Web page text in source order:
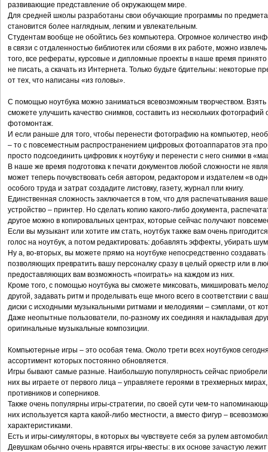
развивающие представление об окружающем мире.
Для средней школы разработаны свои обучающие программы по
становится более наглядным, легким и увлекательным.
Студентам вообще не обойтись без компьютера. Огромное количество
в связи с отдаленностью библиотек или сбоями в их работе, можно
того, все рефераты, курсовые и дипломные проекты в наше время
не писать, а скачать из Интернета. Только будьте бдительны: некоторые
от тех, что написаны «из головы».
С помощью ноутбука можно заниматься всевозможным творчеством.
сможете улучшить качество снимков, составить из нескольких фотографий
фотомонтаж.
И если раньше для того, чтобы перенести фотографию на компьютер,
– то с повсеместным распространением цифровых фотоаппаратов эта
просто подсоединить цифровик к ноутбуку и перенести с него снимки в
В наше же время подготовка к печати документов любой сложности не
может теперь почувствовать себя автором, редактором и издателем «в
особого труда и затрат создадите листовку, газету, журнал пли книгу.
Единственная сложность заключается в том, что для распечатывания
устройство – принтер. Но сделать копию какого-либо документа,
другое можно в копировальных центрах, которые сейчас получают
Если вы музыкант или хотите им стать, ноутбук также вам очень
голос на ноутбук, а потом редактировать: добавлять эффекты, убирать
Ну а, во-вторых, вы можете прямо на ноутбуке непосредственно
позволяющих превратить вашу персоналку сразу в целый оркестр или в
предоставляющих вам возможность «поиграть» на каждом из них.
Кроме того, с помощью ноутбука вы сможете миксовать, микшировать
другой, задавать ритм и проделывать еще много всего в соответствии с
диски с исходными музыкальными ритмами и мелодиями – сэмплами, от
Даже неопытные пользователи, по-разному их соединяя и накладывая
оригинальные музыкальные композиции.
Компьютерные игры – это особая тема. Около трети всех ноутбуков
ассортимент которых постоянно обновляется.
Игры бывают самые разные. Наибольшую популярность сейчас
них вы играете от первого лица – управляете героями в трехмерных
противников и соперников.
Также очень популярны игры-стратегии, по своей сути чем-то
них используется карта какой-либо местности, а вместо фигур –
характеристиками.
Есть и игры-симуляторы, в которых вы чувствуете себя за рулем
Девушкам обычно очень нравятся игры-квесты: в их основе зачастую